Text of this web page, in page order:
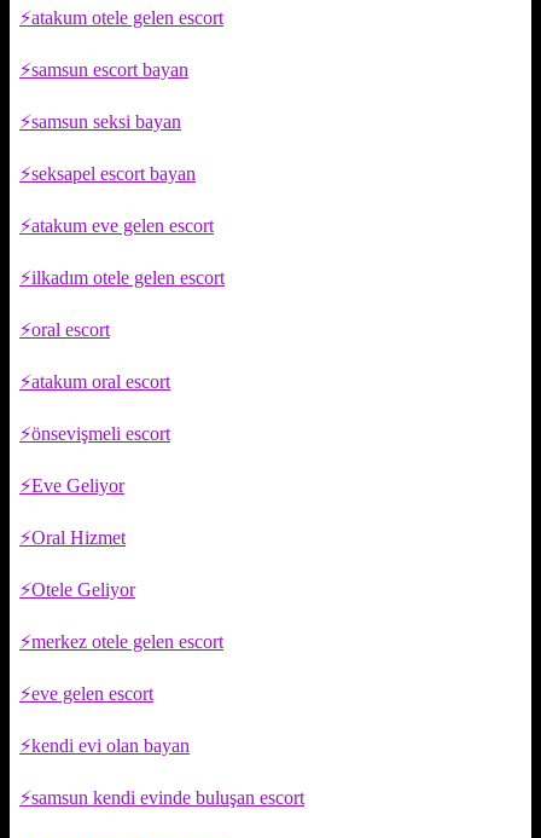
atakum otele gelen escort
samsun escort bayan
samsun seksi bayan
seksapel escort bayan
atakum eve gelen escort
ilkadım otele gelen escort
oral escort
atakum oral escort
önsevişmeli escort
Eve Geliyor
Oral Hizmet
Otele Geliyor
merkez otele gelen escort
eve gelen escort
kendi evi olan bayan
samsun kendi evinde buluşan escort